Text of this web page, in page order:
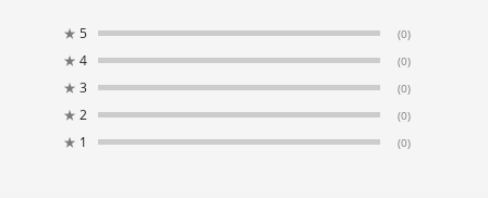
★ 5 (0)
★ 4 (0)
★ 3 (0)
★ 2 (0)
★ 1 (0)